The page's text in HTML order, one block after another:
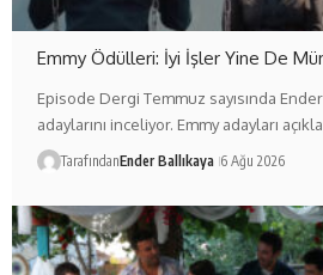
Emmy Ödülleri: İyi İşler Yine De
Episode Dergi Temmuz sayısında
adaylarını inceliyor. Emmy adayları
TarafındanEnder Ballıkaya 6 Ağu 2026